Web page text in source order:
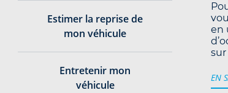
Estimer la reprise de
mon véhicule
Entretenir mon
véhicule
en
EN